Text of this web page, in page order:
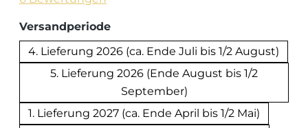
Versandperiodeauswählen
4. Lieferung 2026 (ca. Ende Juli bis 1/2 August)
5. Lieferung 2026 (Ende August bis 1/2
September)
1. Lieferung 2027 (ca. Ende April bis 1/2 Mai)